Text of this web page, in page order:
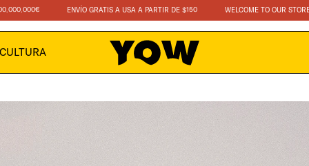
ENVÍO GRATIS A USA A PARTIR DE $150 WELCOME TO OUR STORE
CULTURA